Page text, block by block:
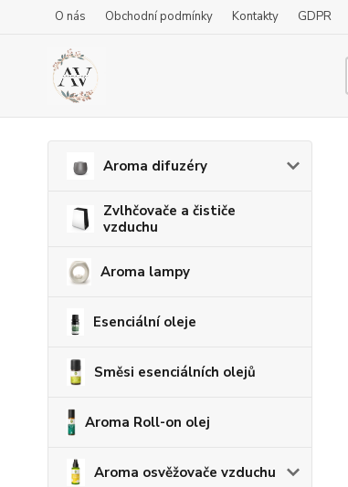
O nás Obchodní podmínky Kontakty GDPR
Aroma difuzéry
Zvlhčovače a čističe
vzduchu
Aroma lampy
Esenciální oleje
Směsi esenciálních olejů
Aroma Roll-on olej
Aroma osvěžovače vzduchu